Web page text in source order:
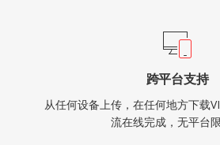
跨平台支持
从任何设备上传，在任何地方下载
流在线完成，无平台限